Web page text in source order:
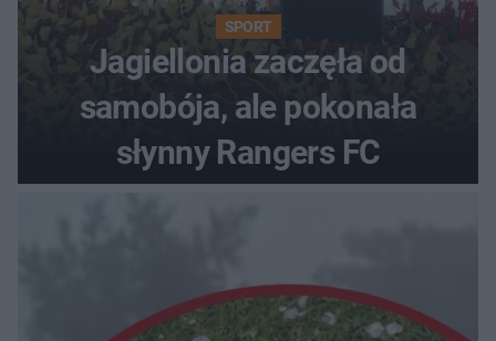
SPORT
Jagiellonia zaczęła od
samobója, ale pokonała
słynny Rangers FC